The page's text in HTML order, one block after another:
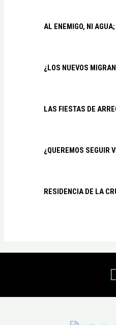
AL ENEMIGO, NI
¿LOS NUEVOS
LAS FIESTAS DE
¿QUEREMOS SEGUIR
RESIDENCIA DE LA